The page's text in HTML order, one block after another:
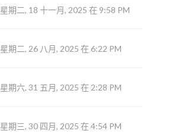
星期二, 18 十一月, 2025 在 9:58 PM
星期二, 26 八月, 2025 在 6:22 PM
星期六, 31 五月, 2025 在 2:28 PM
星期三, 30 四月, 2025 在 4:54 PM